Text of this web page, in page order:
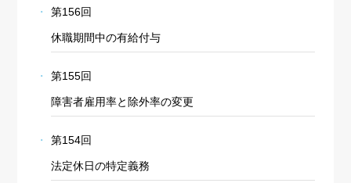
第156回
休職期間中の有給付与
第155回
障害者雇用率と除外率の変更
第154回
法定休日の特定義務